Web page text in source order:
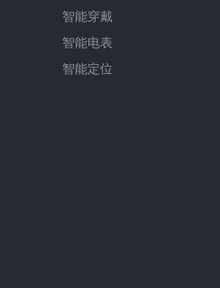
智能穿戴
智能电表
智能定位